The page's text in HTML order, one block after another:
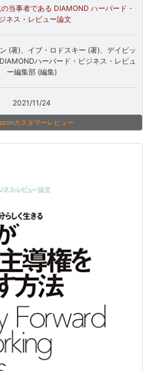
当事者である DIAMOND ハーバード・
ネス・レビュー論文
(著)、イブ・ロドスキー (著)、デイビッ
ハーバード・ビジネス・レビュ
ー編集部 (編集)
2021/11/24
カスタマーレビュー